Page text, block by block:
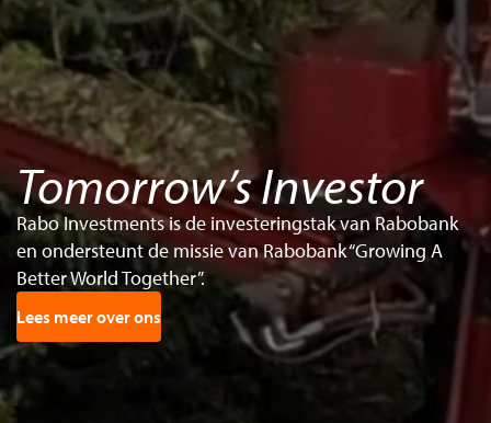
Tomorrow’s Investor
Rabo Investments is de investeringstak van Rabobank
en ondersteunt de missie van Rabobank “Growing A
Better World Together”.
Lees meer over ons